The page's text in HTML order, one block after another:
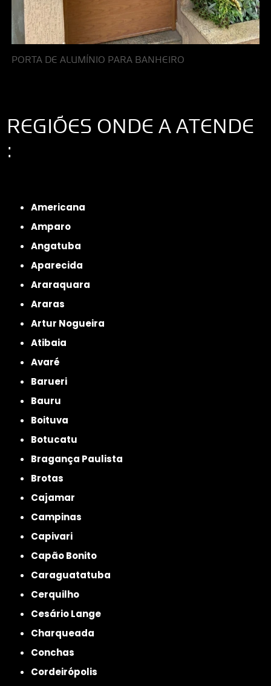
PORTA DE ALUMÍNIO PARA BANHEIRO
REGIÕES ONDE A ATENDE
:
Americana
Amparo
Angatuba
Aparecida
Araraquara
Araras
Artur Nogueira
Atibaia
Avaré
Barueri
Bauru
Boituva
Botucatu
Bragança Paulista
Brotas
Cajamar
Campinas
Capivari
Capão Bonito
Caraguatatuba
Cerquilho
Cesário Lange
Charqueada
Conchas
Cordeirópolis